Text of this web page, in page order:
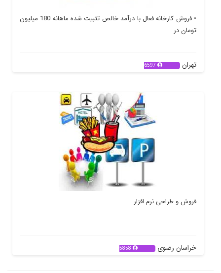
• فروش کارخانه فعال با درآمد خالص تثبیت شده ماهانه 180 میلیون
تومان در
تهران 6597
فروش و طراحی نرم افزار
خراسان رضوی 5858